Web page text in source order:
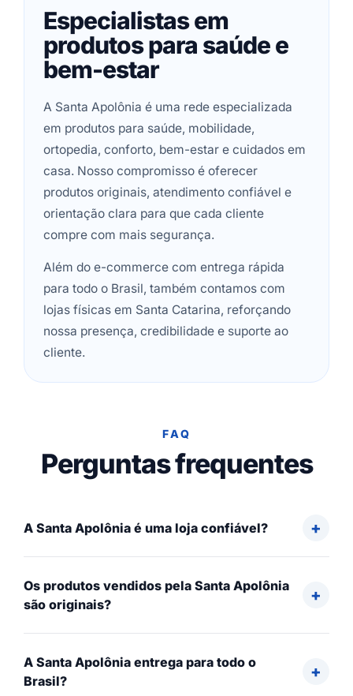
Especialistas em
produtos para saúde e
bem-estar
A Santa Apolônia é uma rede especializada
em produtos para saúde, mobilidade,
ortopedia, conforto, bem-estar e cuidados em
casa. Nosso compromisso é oferecer
produtos originais, atendimento confiável e
orientação clara para que cada cliente
compre com mais segurança.
Além do e-commerce com entrega rápida
para todo o Brasil, também contamos com
lojas físicas em Santa Catarina, reforçando
nossa presença, credibilidade e suporte ao
cliente.
FAQ
Perguntas frequentes
A Santa Apolônia é uma loja confiável?
Os produtos vendidos pela Santa Apolônia
são originais?
A Santa Apolônia entrega para todo o
Brasil?